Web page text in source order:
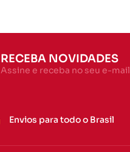
RECEBA NOVIDADES
Assine e receba no seu e-mail
Envios para todo o Brasil